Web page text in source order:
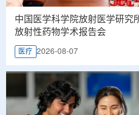
中国医学科学院放射医学研究
放射性药物学术报告会
医疗 2026-08-07